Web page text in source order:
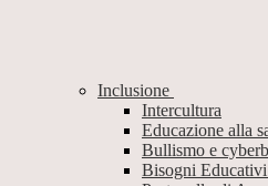
Inclusione
Intercultura
Educazione alla
Bullismo e
Bisogni